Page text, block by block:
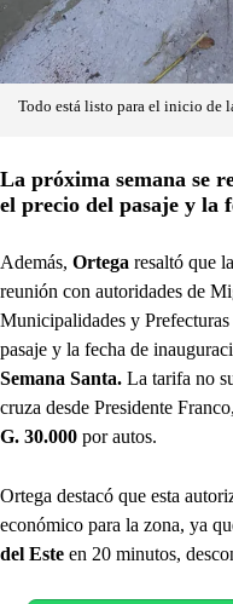
Todo está listo para el inicio de
La próxima semana se
el precio del pasaje y la
Además, Ortega resaltó que
reunión con autoridades de
Municipalidades y
pasaje y la fecha de
Semana Santa. La tarifa no
cruza desde Presidente
G. 30.000 por autos.
Ortega destacó que esta
económico para la zona, ya
del Este en 20 minutos,